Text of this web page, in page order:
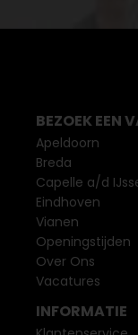
BEZOEK EEN
Apeldoorn
Breda
Capelle a/d
Eindhoven
Vianen
Openingstijden
Over Ons
Vacatures
INFORMATIE